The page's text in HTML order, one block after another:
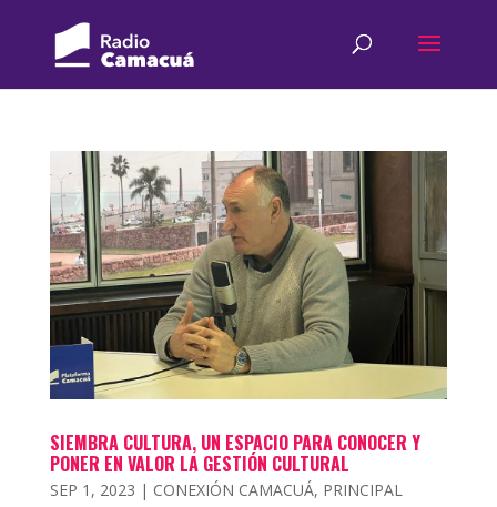
SIEMBRA CULTURA, UN ESPACIO PARA CONOCER Y
PONER EN VALOR LA GESTIÓN CULTURAL
SEP 1, 2023 | CONEXIÓN CAMACUÁ, PRINCIPAL